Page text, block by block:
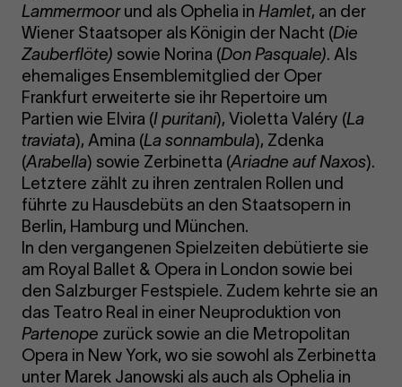
Lammermoorund als Ophelia in Hamlet, an der
Wiener Staatsoper als Königin der Nacht (Die
Zauberflöte) sowie Norina (Don Pasquale). Als
ehemaliges Ensemblemitglied der Oper
Frankfurt erweiterte sie ihr Repertoire um
Partien wie Elvira (I puritani), Violetta Valéry (La
traviata), Amina (La sonnambula), Zdenka
(Arabella) sowie Zerbinetta (Ariadne auf Naxos).
Letztere zählt zu ihren zentralen Rollen und
führte zu Hausdebüts an den Staatsopern in
Berlin, Hamburg und München.
In den vergangenen Spielzeiten debütierte sie
am Royal Ballet & Opera in London sowie bei
den Salzburger Festspiele. Zudem kehrte sie an
das Teatro Real in einer Neuproduktion von
Partenope zurück sowie an die Metropolitan
Opera in New York, wo sie sowohl als Zerbinetta
unter Marek Janowski als auch als Ophelia in